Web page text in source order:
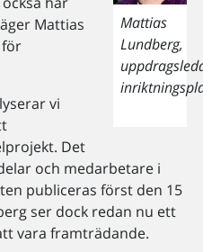
Mattias
Lundberg,
Mattias
vi
Det
och medarbetare i
publiceras först den 15
ser dock redan nu ett
vara framträdande.